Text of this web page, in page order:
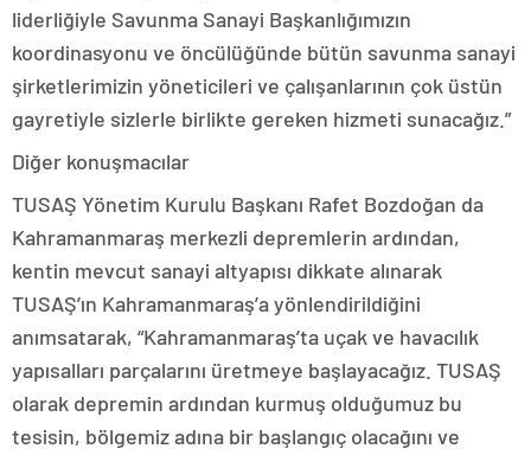
liderliğiyle Savunma Sanayi Başkanlığımızın
koordinasyonu ve öncülüğünde bütün savunma sanayi
şirketlerimizin yöneticileri ve çalışanlarının çok üstün
gayretiyle sizlerle birlikte gereken hizmeti sunacağız.”
Diğer konuşmacılar
TUSAŞ Yönetim Kurulu Başkanı Rafet Bozdoğan da
Kahramanmaraş merkezli depremlerin ardından,
kentin mevcut sanayi altyapısı dikkate alınarak
TUSAŞ’ın Kahramanmaraş’a yönlendirildiğini
anımsatarak, “Kahramanmaraş’ta uçak ve havacılık
yapısalları parçalarını üretmeye başlayacağız. TUSAŞ
olarak depremin ardından kurmuş olduğumuz bu
tesisin, bölgemiz adına bir başlangıç olacağını ve